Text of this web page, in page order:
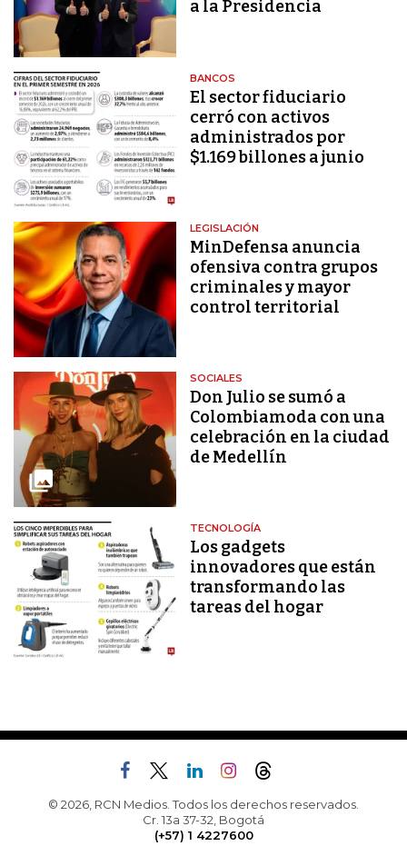
a la Presidencia
BANCOS
El sector fiduciario
cerró con activos
administrados por
$1.169 billones a junio
LEGISLACIÓN
MinDefensa anuncia
ofensiva contra grupos
criminales y mayor
control territorial
SOCIALES
Don Julio se sumó a
Colombiamoda con una
celebración en la ciudad
de Medellín
TECNOLOGÍA
Los gadgets
innovadores que están
transformando las
tareas del hogar
© 2026, RCN Medios. Todos los derechos reservados.
Cr. 13a 37-32, Bogotá
(+57) 1 4227600